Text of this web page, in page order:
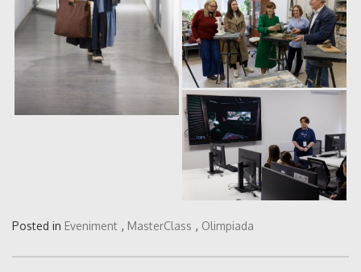
Posted in Eveniment , MasterClass , Olimpiada